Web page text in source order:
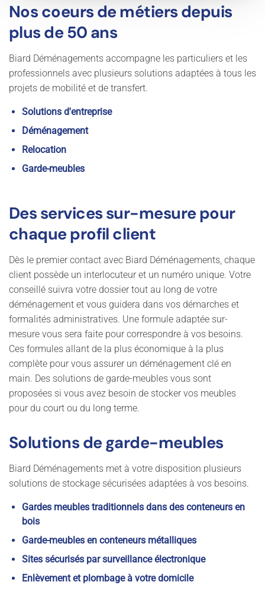
Nos coeurs de métiers depuis
plus de 50 ans
Biard Déménagements accompagne les particuliers et les
professionnels avec plusieurs solutions adaptées à tous les
projets de mobilité et de transfert.
Solutions d'entreprise
Déménagement
Relocation
Garde-meubles
Des services sur-mesure pour
chaque profil client
Dès le premier contact avec Biard Déménagements, chaque
client possède un interlocuteur et un numéro unique. Votre
conseillé suivra votre dossier tout au long de votre
déménagement et vous guidera dans vos démarches et
formalités administratives. Une formule adaptée sur-
mesure vous sera faite pour correspondre à vos besoins.
Ces formules allant de la plus économique à la plus
complète pour vous assurer un déménagement clé en
main. Des solutions de garde-meubles vous sont
proposées si vous avez besoin de stocker vos meubles
pour du court ou du long terme.
Solutions de garde-meubles
Biard Déménagements met à votre disposition plusieurs
solutions de stockage sécurisées adaptées à vos besoins.
Gardes meubles traditionnels dans des conteneurs en
bois
Garde-meubles en conteneurs métalliques
Sites sécurisés par surveillance électronique
Enlèvement et plombage à votre domicile